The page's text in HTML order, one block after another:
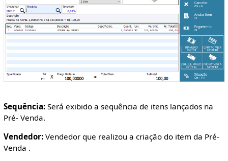
Sequência: Será exibido a sequência de itens lançados na
Pré- Venda.
Vendedor: Vendedor que realizou a criação do item da Pré-
Venda .